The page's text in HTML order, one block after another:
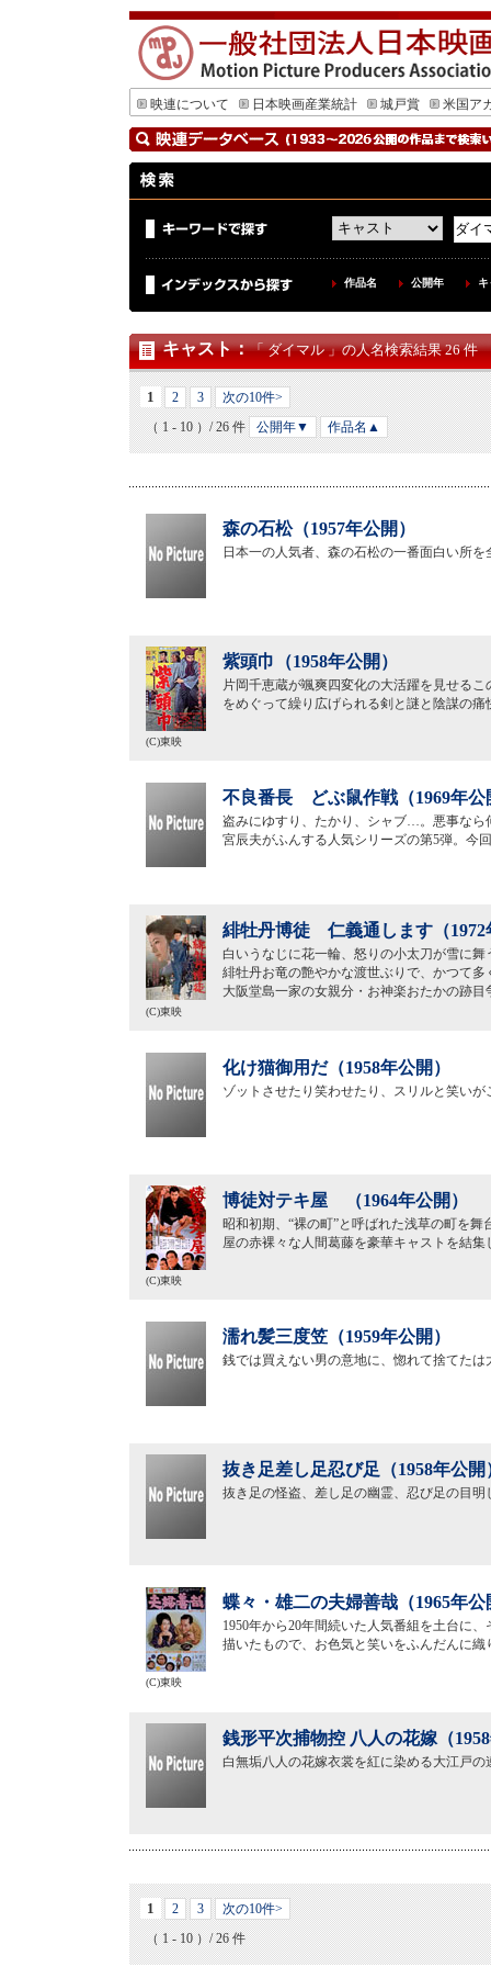
映連について 日本映画産業統計 城戸賞 米国ア
作品名 公開年
キャスト：「 ダイマル 」の人名検索結果 26 件
1 2 3
次の10件>
（ 1 - 10 ）/ 26 件
公開年▼ 作品名▲
森の石松（1957年公開）
日本一の人気者、森の石松の一番面白い所
紫頭巾（1958年公開）
片岡千恵蔵が颯爽四変化の大活躍を見せる
をめぐって繰り広げられる剣と謎と陰謀の痛
(C)東映
不良番長 どぶ鼠作戦（1969年公
盗みにゆすり、たかり、シャブ…。悪事なら
宮辰夫がふんする人気シリーズの第5弾。今
緋牡丹博徒 仁義通します（1972
白いうなじに花一輪、怒りの小太刀が雪に
緋牡丹お竜の艶やかな渡世ぶりで、かつて
大阪堂島一家の女親分・お神楽おたかの跡目
(C)東映
化け猫御用だ（1958年公開）
ゾットさせたり笑わせたり、スリルと笑い
博徒対テキ屋 （1964年公開）
昭和初期、“裸の町”と呼ばれた浅草の町を
屋の赤裸々な人間葛藤を豪華キャストを結
(C)東映
濡れ髪三度笠（1959年公開）
銭では買えない男の意地に、惚れて捨てた
抜き足差し足忍び足（1958年公開
抜き足の怪盗、差し足の幽霊、忍び足の目
蝶々・雄二の夫婦善哉（1965年公
1950年から20年間続いた人気番組を土台に
描いたもので、お色気と笑いをふんだんに織
(C)東映
銭形平次捕物控 八人の花嫁（
白無垢八人の花嫁衣裳を紅に染める大江戸
1 2 3
次の10件>
（ 1 - 10 ）/ 26 件